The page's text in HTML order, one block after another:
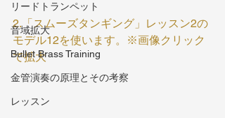
リードトランペット
音域拡大
Bullet Brass Training
金管演奏の原理とその考察
レッスン
2.「スムーズタンギング」レッスン2の
モデル12を使います。※画像クリック
で拡大